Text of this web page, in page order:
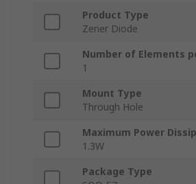
Product Type
Zener Diode
Number of Elements
1
Mount Type
Through Hole
Maximum Power
1.3W
Package Type